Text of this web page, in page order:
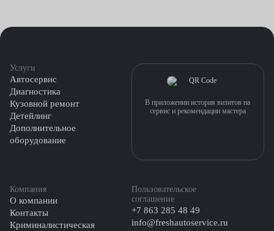
Услуги
Автосервис
Диагностика
Кузовной ремонт
Детейлинг
Дополнительное
оборудование
Компания
О компании
Контакты
Криминалистическая
Пользовательское
соглашение
+7 863 285 48 49
info@freshautoservice.ru
В приложении история визитов на
сервис и рекомендации мастера